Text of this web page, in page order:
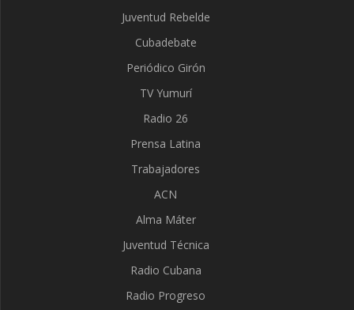
Juventud Rebelde
Cubadebate
Periódico Girón
TV Yumurí
Radio 26
Prensa Latina
Trabajadores
ACN
Alma Máter
Juventud Técnica
Radio Cubana
Radio Progreso